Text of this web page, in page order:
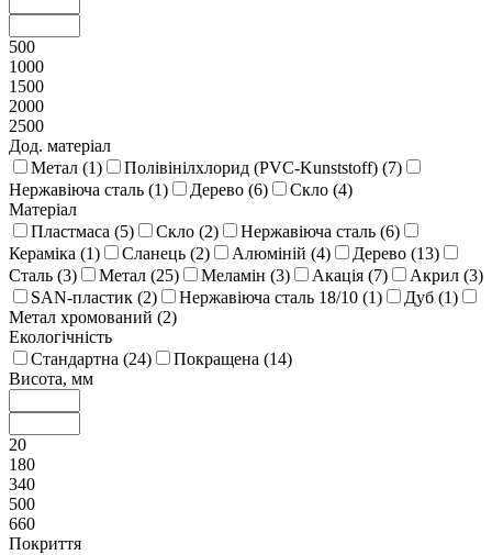
500
1000
1500
2000
2500
Дод. матеріал
Метал (1) Полівінілхлорид (PVC-Kunststoff) (7)
Нержавіюча сталь (1) Дерево (6) Скло (4)
Матеріал
Пластмаса (5) Скло (2) Нержавіюча сталь (6)
Кераміка (1) Сланець (2) Алюміній (4) Дерево (13)
Сталь (3) Метал (25) Меламін (3) Акація (7) Акрил (3)
SAN-пластик (2) Нержавіюча сталь 18/10 (1) Дуб (1)
Метал хромований (2)
Екологічність
Стандартна (24) Покращена (14)
Висота, мм
20
180
340
500
660
Покриття